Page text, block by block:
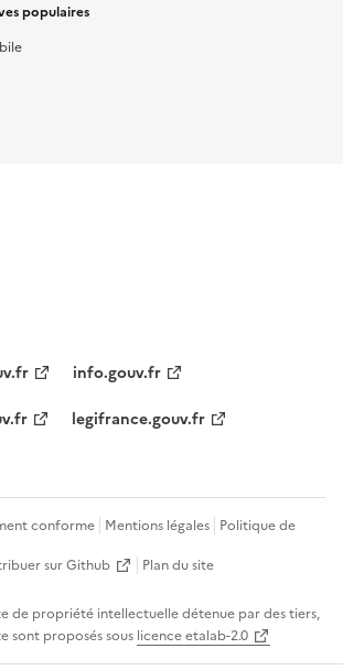
populaires
info.gouv.fr
legifrance.gouv.fr
conforme Mentions légales Politique de
sur Github Plan du site
de propriété intellectuelle détenue par des tiers,
sont proposés sous licence etalab-2.0